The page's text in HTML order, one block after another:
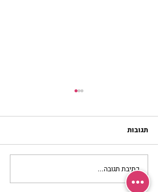
סלט מצליבים | ג’סיקה
הלפרין
תגובות
כתיבת תגובה...